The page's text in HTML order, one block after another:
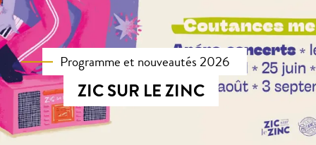
Programme et nouveautés 2026
ZIC SUR LE ZINC